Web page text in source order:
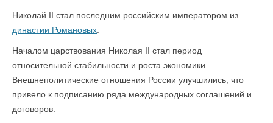
Николай II стал последним российским императором из
династии Романовых
Началом царствования Николая II стал период
относительной стабильности и роста экономики.
Внешнеполитические отношения России улучшились, что
привело к подписанию ряда международных соглашений и
договоров.